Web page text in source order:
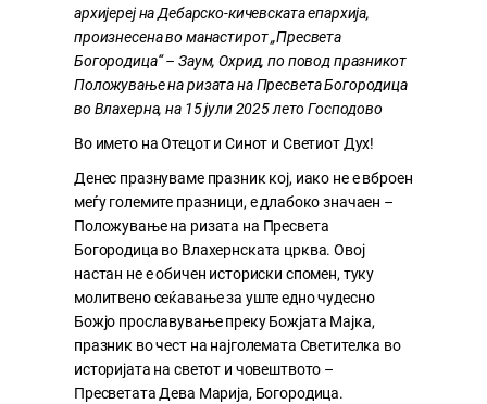
архијереј на Дебарско-кичевската епархија,
произнесена во манастирот „Пресвета
Богородица“ – Заум, Охрид, по повод празникот
Положување на ризата на Пресвета Богородица
во Влахерна, на 15 јули 2025 лето Господово
Во името на Отецот и Синот и Светиот Дух!
Денес празнуваме празник кој, иако не е вброен
меѓу големите празници, е длабоко значаен –
Положување на ризата на Пресвета
Богородица во Влахернската црква. Овој
настан не е обичен историски спомен, туку
молитвено сеќавање за уште едно чудесно
Божјо прославување преку Божјата Мајка,
празник во чест на најголемата Светителка во
историјата на светот и човештвото –
Пресветата Дева Марија, Богородица.